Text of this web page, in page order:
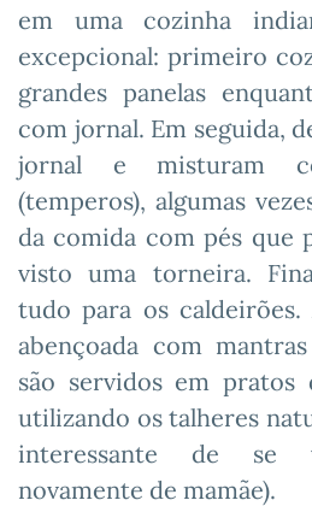
em uma cozinha
excepcional: primeiro
grandes panelas
com jornal. Em seguida,
jornal e misturam
(temperos), algumas
da comida com pés que
visto uma torneira.
tudo para os
abençoada com
são servidos em
utilizando os talheres
interessante de se
novamente de mamãe).